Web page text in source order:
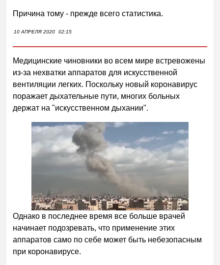
Причина тому - прежде всего статистика.
10 АПРЕЛЯ 2020 02:15
Медицинские чиновники во всем мире встревожены
из-за нехватки аппаратов для искусственной
вентиляции легких. Поскольку новый коронавирус
поражает дыхательные пути, многих больных
держат на "искусственном дыхании".
Однако в последнее время все больше врачей
начинает подозревать, что применение этих
аппаратов само по себе может быть небезопасным
при коронавирусе.